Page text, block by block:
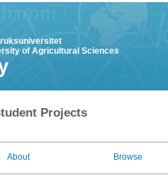
of Agricultural Sciences
Projects
About Browse